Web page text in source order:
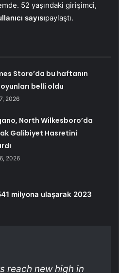
52 yaşındaki girişimci,
sayısıpaylaştı.
Store’da bu haftanın
belli oldu
2026
North Wilkesboro’da
Galibiyet Hasretini
2026
milyona ulaşarak 2023
reach new high in